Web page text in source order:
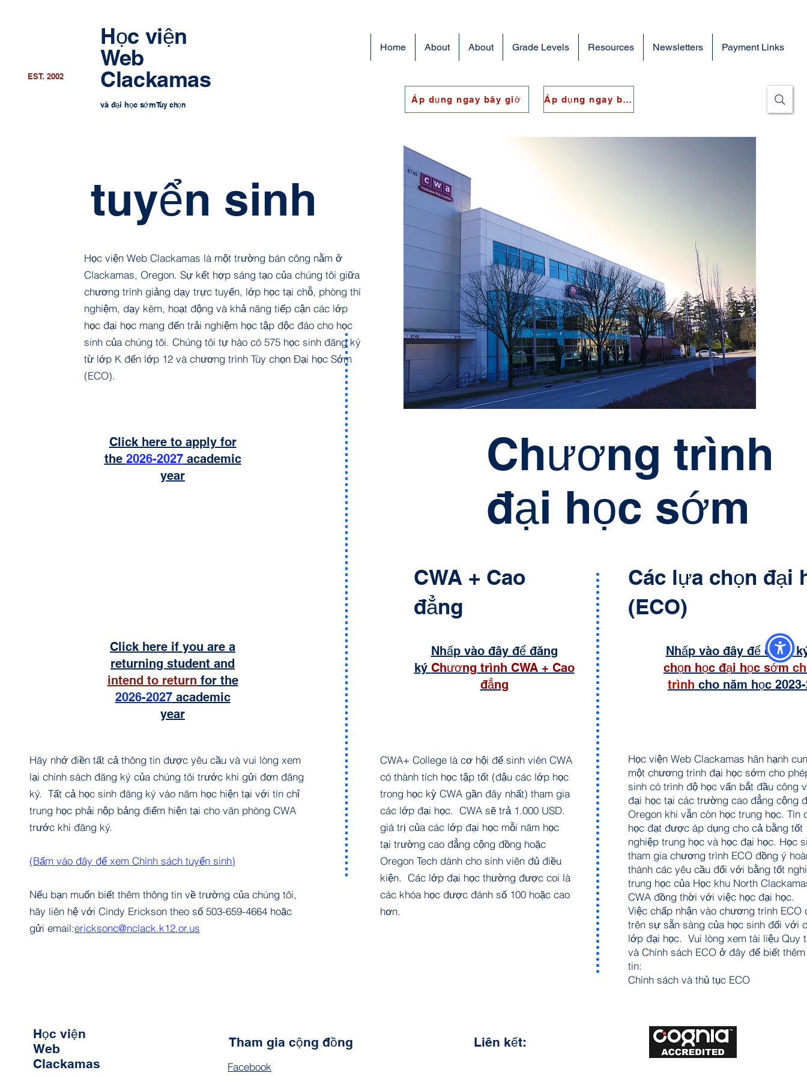
EST. 2002
Học viện
Web
Clackamas
và đại học sớmTùy chọn
Home About About Grade Levels Resources Newsletters Payment Links
Áp dụng ngay bây giờ Áp dụng ngay bây giờ
tuyển sinh
Học viện Web Clackamas là một trường bán công nằm ở
Clackamas, Oregon. Sự kết hợp sáng tạo của chúng tôi giữa
chương trình giảng dạy trực tuyến, lớp học tại chỗ, phòng thí
nghiệm, dạy kèm, hoạt động và khả năng tiếp cận các lớp
học đại học mang đến trải nghiệm học tập độc đáo cho học
sinh của chúng tôi. Chúng tôi tự hào có 575 học sinh đăng ký
từ lớp K đến lớp 12 và chương trình Tùy chọn Đại học Sớm
(ECO).
Click here to apply for
the 2026-2027academic
year
Chương trình
đại học sớm
CWA + Cao
đẳng
Các lựa chọn đại
(ECO)
Nhấp vào đây để đăng
ký Chương trình CWA + Cao
đẳng
Click here if you are a
returning student and
intend to return for the
2026-2027academic
year
Nhấp vào đây để đăng
chọn học đại học sớm
trình cho năm học
Hãy nhớ điền tất cả thông tin được yêu cầu và vui lòng xem
lại chính sách đăng ký của chúng tôi trước khi gửi đơn đăng
ký. Tất cả học sinh đăng ký vào năm học hiện tại với tín chỉ
trung học phải nộp bảng điểm hiện tại cho văn phòng CWA
trước khi đăng ký.
(Bấm vào đây để xem Chính sách tuyển sinh)
Nếu bạn muốn biết thêm thông tin về trường của chúng tôi,
hãy liên hệ với Cindy Erickson theo số 503-659-4664 hoặc
gửi email:ericksonc@nclack.k12.or.us
CWA+ College là cơ hội để sinh viên CWA
có thành tích học tập tốt (đậu các lớp học
trong học kỳ CWA gần đây nhất) tham gia
các lớp đại học. CWA sẽ trả 1.000 USD.
giá trị của các lớp đại học mỗi năm học
tại trường cao đẳng cộng đồng hoặc
Oregon Tech dành cho sinh viên đủ điều
kiện. Các lớp đại học thường được coi là
các khóa học được đánh số 100 hoặc cao
hơn.
Học viện Web Clackamas hân hạnh
một chương trình đại học sớm cho
sinh có trình độ học vấn bắt đầu công
đại học tại các trường cao đẳng cộng
Oregon khi vẫn còn học trung học. Tín
học đạt được áp dụng cho cả bằng tốt
nghiệp trung học và học đại học. Học
tham gia chương trình ECO đồng ý
thành các yêu cầu đối với bằng tốt
trung học của Học khu North
CWA đồng thời với việc học đại học.
Việc chấp nhận vào chương trình ECO
trên sự sẵn sàng của học sinh đối với
lớp đại học. Vui lòng xem tài liệu Quy
và Chính sách ECO ở đây để biết
tin:
Chính sách và thủ tục ECO
Học viện
Web
Clackamas
Tham gia cộng đồng
Facebook
Liên kết: